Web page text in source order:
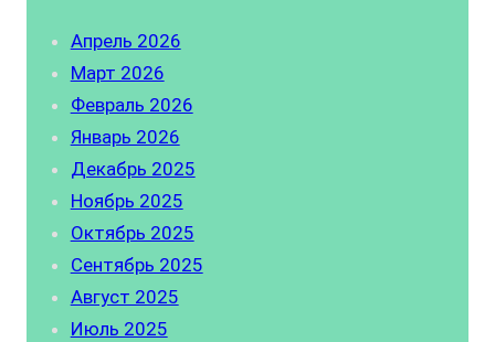
Апрель 2026
Март 2026
Февраль 2026
Январь 2026
Декабрь 2025
Ноябрь 2025
Октябрь 2025
Сентябрь 2025
Август 2025
Июль 2025